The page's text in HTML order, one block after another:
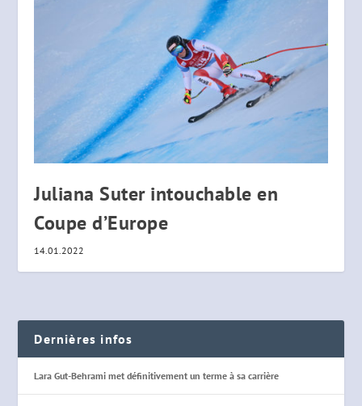
Juliana Suter intouchable en
Coupe d’Europe
14.01.2022
Dernières infos
Lara Gut-Behrami met définitivement un terme à sa carrière